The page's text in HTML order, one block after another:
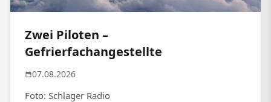
Zwei Piloten –
Gefrierfachangestellte
07.08.2026
Foto: Schlager Radio